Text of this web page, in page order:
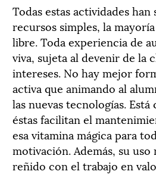
Todas estas actividades
recursos simples, la
libre. Toda experiencia de
viva, sujeta al devenir de la
intereses. No hay mejor
activa que animando al
las nuevas tecnologías.
éstas facilitan el
esa vitamina mágica para
motivación. Además, su
reñido con el trabajo en